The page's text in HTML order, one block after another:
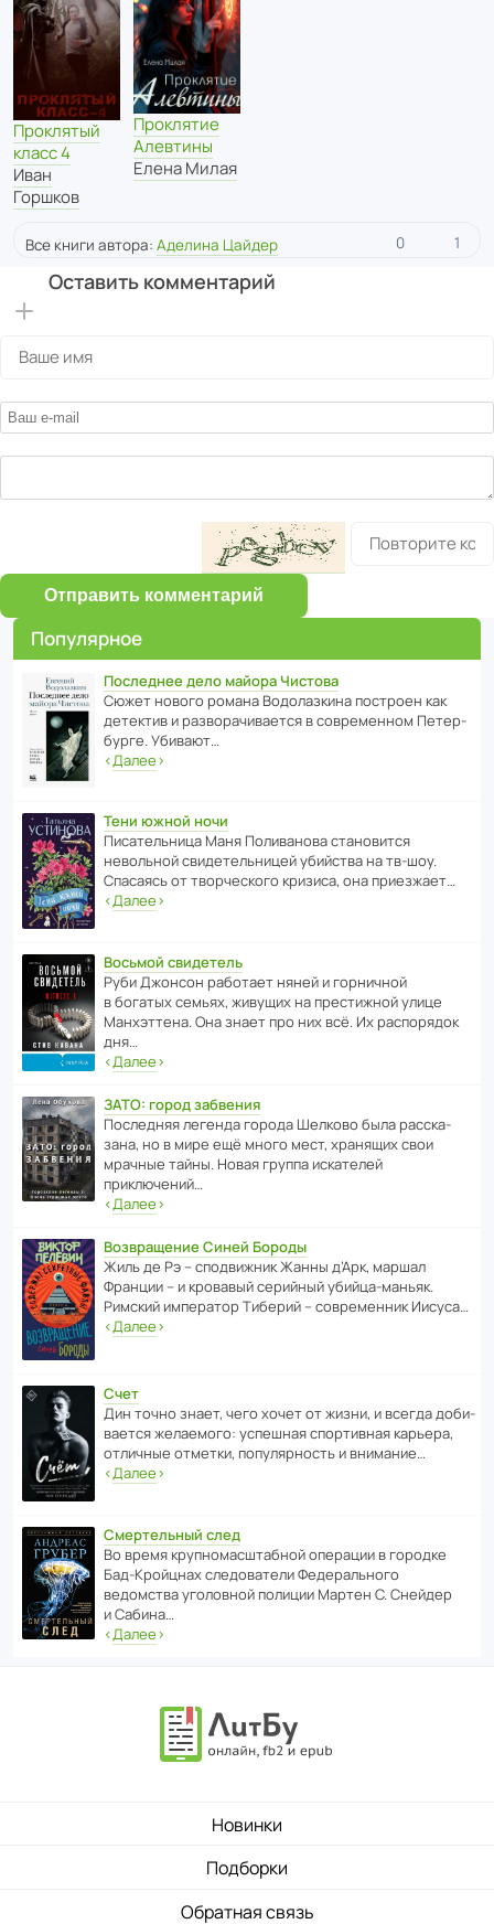
Проклятый
класс 4
Иван
Горшков
Проклятие
Алевтины
Елена Милая
Все книги автора: Аделина Цайдер 0 1
Оставить комментарий
Отправить комментарий
Популярное
Последнее дело майора Чистова
Сюжет нового романа Водо­ла­з­кина пост­роен как
дете­ктив и разво­ра­чи­ва­ется в совре­менном Пете­р­
бурге. Убивают…
‹Далее›
Тени южной ночи
Писа­тель­ница Маня Поли­ва­нова стано­вится
невольной свиде­тель­ницей убийства на тв-шоу.
Спасаясь от твор­че­с­кого кризиса, она приезжает…
‹Далее›
Восьмой свидетель
Руби Джонсон рабо­тает няней и горни­чной
в богатых семьях, живущих на прес­ти­жной улице
Манх­эт­тена. Она знает про них всё. Их распо­рядок
дня…
‹Далее›
ЗАТО: город забвения
После­дняя легенда города Шелково была расска­
зана, но в мире ещё много мест, хранящих свои
мрачные тайны. Новая группа иска­телей
приключений…
‹Далее›
Возвращение Синей Бороды
Жиль де Рэ – спод­ви­жник Жанны д’Арк, маршал
Франции – и кровавый серийный убийца-маньяк.
Римский импе­ратор Тиберий – совре­менник Иисуса…
‹Далее›
Счет
Дин точно знает, чего хочет от жизни, и всегда доби­
ва­ется жела­е­мого: успе­шная спор­ти­вная карьера,
отли­чные отметки, попу­ля­р­ность и внимание…
‹Далее›
Смертельный след
Во время круп­но­мас­ш­та­бной операции в городке
Бад‑Крой­цнах следо­ва­тели Феде­раль­ного
ведомства уголо­вной полиции Мартен С. Снейдер
и Сабина…
‹Далее›
Новинки
Подборки
Обратная связь